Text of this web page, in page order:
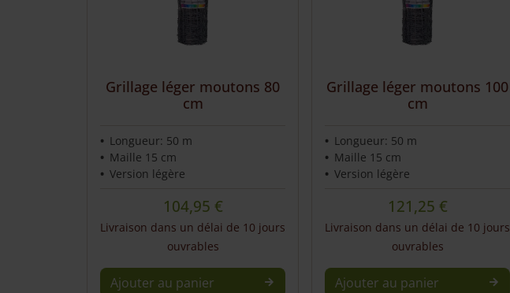
Service et contact
Grillage léger moutons 80
cm
Longueur: 50 m
Maille 15 cm
Version légère
104,95 €
Livraison dans un délai de 10 jours
ouvrables
Ajouter au panier
Grillage léger moutons 100
cm
Longueur: 50 m
Maille 15 cm
Version légère
121,25 €
Livraison dans un délai de 10 jours
ouvrables
Ajouter au panier